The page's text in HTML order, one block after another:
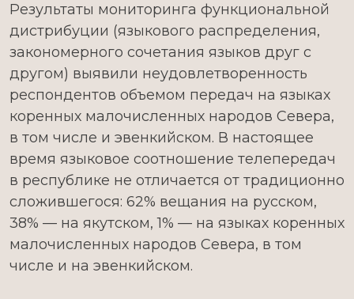
Результаты мониторинга функциональной
дистрибуции (языкового распределения,
закономерного сочетания языков друг с
другом) выявили неудовлетворенность
респондентов объемом передач на языках
коренных малочисленных народов Севера,
в том числе и эвенкийском. В настоящее
время языковое соотношение телепередач
в республике не отличается от традиционно
сложившегося: 62% вещания на русском,
38% — на якутском, 1% — на языках коренных
малочисленных народов Севера, в том
числе и на эвенкийском.